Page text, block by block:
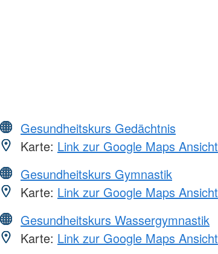
Gesundheitskurs Gedächtnis
Karte: Link zur Google Maps Ansicht
Gesundheitskurs Gymnastik
Karte: Link zur Google Maps Ansicht
Gesundheitskurs Wassergymnastik
Karte: Link zur Google Maps Ansicht